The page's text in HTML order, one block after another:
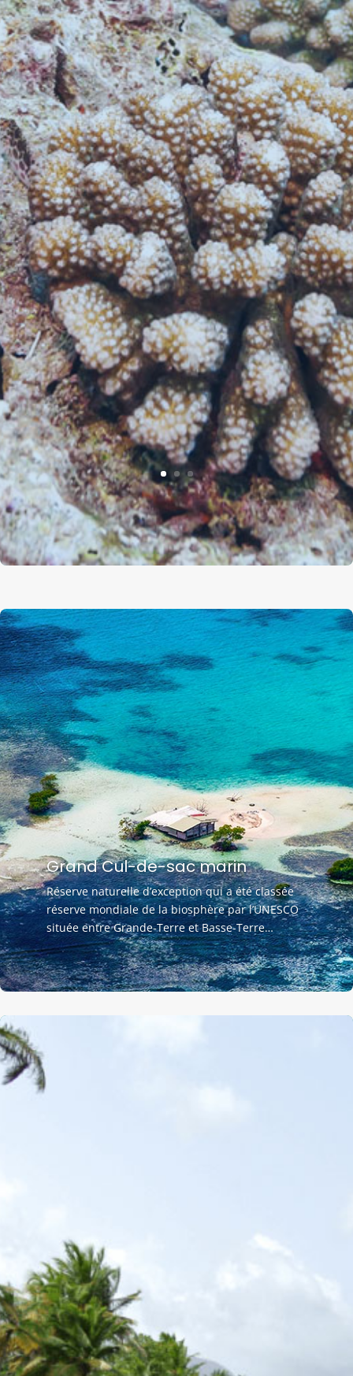
Grand Cul-de-sac marin
Réserve naturelle d’exception qui a été classée
réserve mondiale de la biosphère par l’UNESCO
située entre Grande-Terre et Basse-Terre…